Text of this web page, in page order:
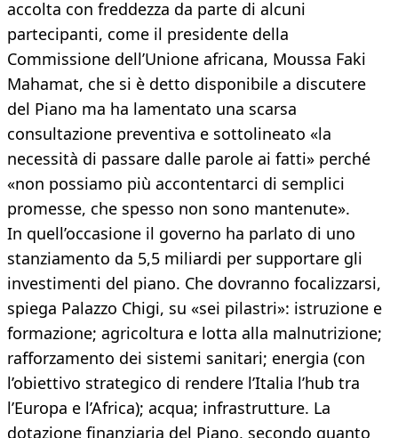
accolta con freddezza da parte di alcuni
partecipanti, come il presidente della
Commissione dell’Unione africana, Moussa Faki
Mahamat, che si è detto disponibile a discutere
del Piano ma ha lamentato una scarsa
consultazione preventiva e sottolineato «la
necessità di passare dalle parole ai fatti» perché
«non possiamo più accontentarci di semplici
promesse, che spesso non sono mantenute».
In quell’occasione il governo ha parlato di uno
stanziamento da 5,5 miliardi per supportare gli
investimenti del piano. Che dovranno focalizzarsi,
spiega Palazzo Chigi, su «sei pilastri»: istruzione e
formazione; agricoltura e lotta alla malnutrizione;
rafforzamento dei sistemi sanitari; energia (con
l’obiettivo strategico di rendere l’Italia l’hub tra
l’Europa e l’Africa); acqua; infrastrutture. La
dotazione finanziaria del Piano, secondo quanto